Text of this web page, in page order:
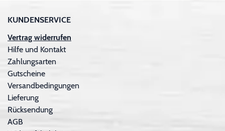
KUNDENSERVICE
Vertrag widerrufen
Hilfe und Kontakt
Zahlungsarten
Gutscheine
Versandbedingungen
Lieferung
Rücksendung
AGB